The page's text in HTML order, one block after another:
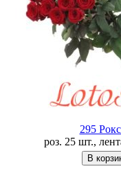
295
роз. 25 шт.,